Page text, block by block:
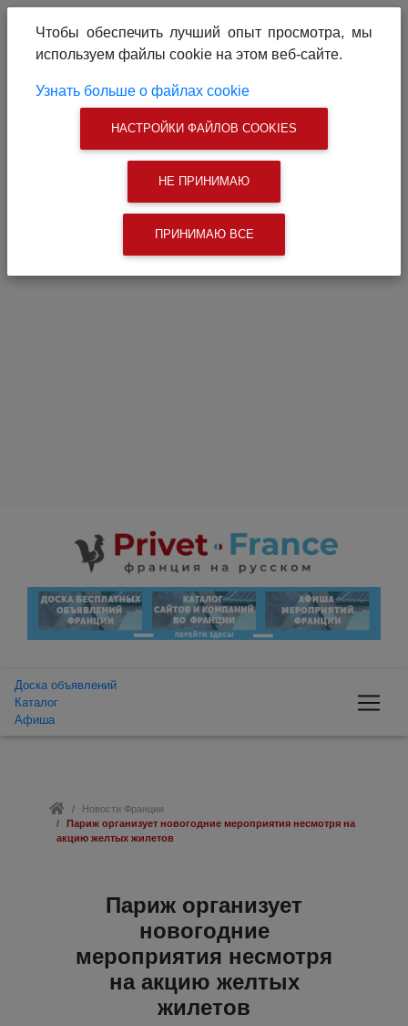
Связаться с нами
Поиск
Доска объявлений
Каталог
Афиша
Новости Франции
Париж организует новогодние мероприятия несмотря на
акцию желтых жилетов
Париж организует
новогодние
мероприятия несмотря
на акцию желтых
жилетов
Чтобы обеспечить лучший опыт просмотра, мы
используем файлы cookie на этом веб-сайте.
Узнать больше о файлах cookie